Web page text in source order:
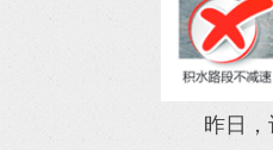
昨日